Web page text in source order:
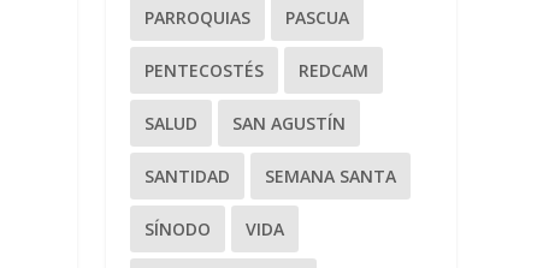
PARROQUIAS PASCUA
PENTECOSTÉS REDCAM
SALUD SAN AGUSTÍN
SANTIDAD SEMANA SANTA
SÍNODO VIDA